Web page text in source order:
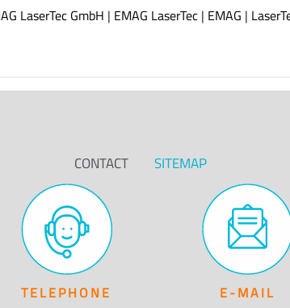
LaserTec GmbH | EMAG LaserTec | EMAG |
CONTACT SITEMAP
TELEPHONE E-MAIL